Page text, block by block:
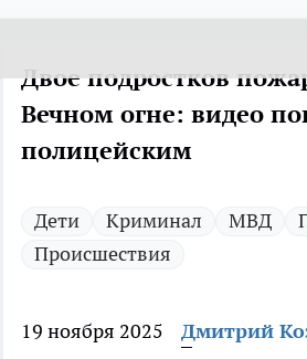
Двое подростков
Вечном огне: видео
полицейским
Дети Криминал МВД
Происшествия
19 ноября 2025
Дмитрий